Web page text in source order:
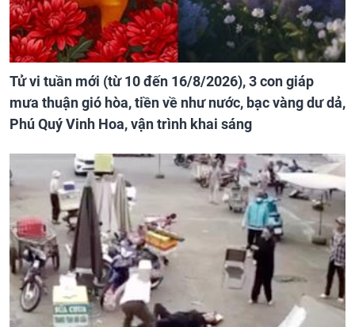
Tử vi tuần mới (từ 10 đến 16/8/2026), 3 con giáp
mưa thuận gió hòa, tiền về như nước, bạc vàng dư dả,
Phú Quý Vinh Hoa, vận trình khai sáng